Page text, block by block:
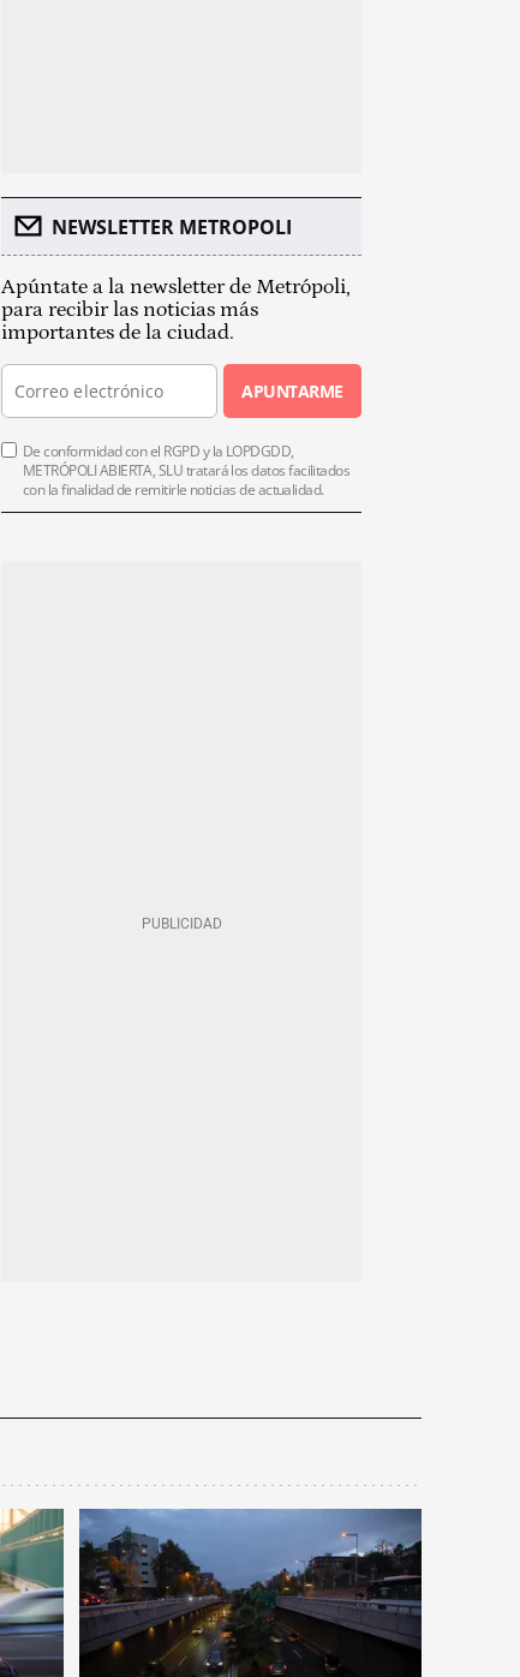
NEWSLETTER METROPOLI
Apúntate a la newsletter de Metrópoli,
para recibir las noticias más
importantes de la ciudad.
APUNTARME
De conformidad con el RGPD y la LOPDGDD,
METRÓPOLI ABIERTA, SLU tratará los datos facilitados
con la finalidad de remitirle noticias de actualidad.